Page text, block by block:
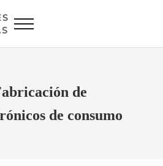
IAE CNAE
Menu
de
de consumo